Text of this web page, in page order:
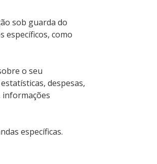
sob guarda do
específicos, como
o seu
despesas,
informações
específicas.